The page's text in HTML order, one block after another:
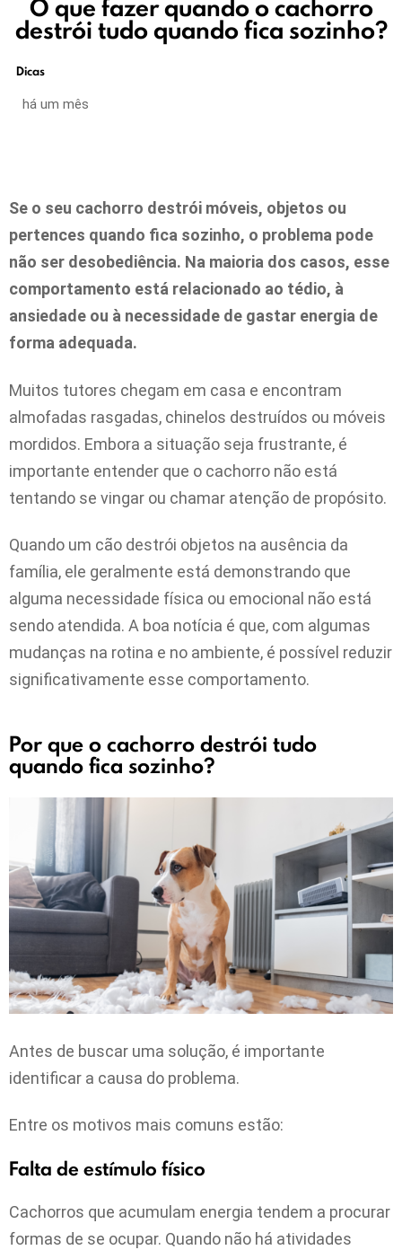
O que fazer quando o cachorro
destrói tudo quando fica sozinho?
Dicas
há um mês
Se o seu cachorro destrói móveis, objetos ou
pertences quando fica sozinho, o problema pode
não ser desobediência. Na maioria dos casos, esse
comportamento está relacionado ao tédio, à
ansiedade ou à necessidade de gastar energia de
forma adequada.
Muitos tutores chegam em casa e encontram
almofadas rasgadas, chinelos destruídos ou móveis
mordidos. Embora a situação seja frustrante, é
importante entender que o cachorro não está
tentando se vingar ou chamar atenção de propósito.
Quando um cão destrói objetos na ausência da
família, ele geralmente está demonstrando que
alguma necessidade física ou emocional não está
sendo atendida. A boa notícia é que, com algumas
mudanças na rotina e no ambiente, é possível reduzir
significativamente esse comportamento.
Por que o cachorro destrói tudo
quando fica sozinho?
Antes de buscar uma solução, é importante
identificar a causa do problema.
Entre os motivos mais comuns estão:
Falta de estímulo físico
Cachorros que acumulam energia tendem a procurar
formas de se ocupar. Quando não há atividades